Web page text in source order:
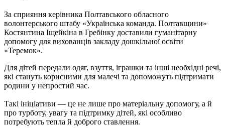
За сприяння керівника Полтавського обласного
волонтерського штабу «Українська команда. Полтавщини»
Костянтина Іщейкіна в Гребінку доставили гуманітарну
допомогу для вихованців закладу дошкільної освіти
«Теремок».
Для дітей передали одяг, взуття, іграшки та інші необхідні речі,
які стануть корисними для малечі та допоможуть підтримати
родини у непростий час.
Такі ініціативи — це не лише про матеріальну допомогу, а й
про турботу, увагу та підтримку дітей, які особливо
потребують тепла й доброго ставлення.